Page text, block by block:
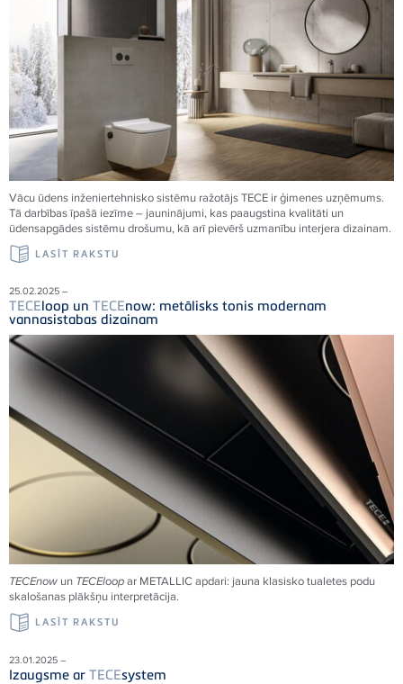
Vācu ūdens inženiertehnisko sistēmu ražotājsTECE ir ģimenes uzņēmums.
Tā darbības īpašā iezīme – jauninājumi, kas paaugstina kvalitāti un
ūdensapgādes sistēmu drošumu, kā arī pievērš uzmanību interjera dizainam.
LASĪT RAKSTU
25.02.2025 –
TECEloop un TECEnow: metālisks tonis modernam
vannasistabas dizainam
TECEnow un TECEloopar METALLIC apdari: jauna klasisko tualetes podu
skalošanas plākšņu interpretācija.
LASĪT RAKSTU
23.01.2025 –
Izaugsme ar TECEsystem